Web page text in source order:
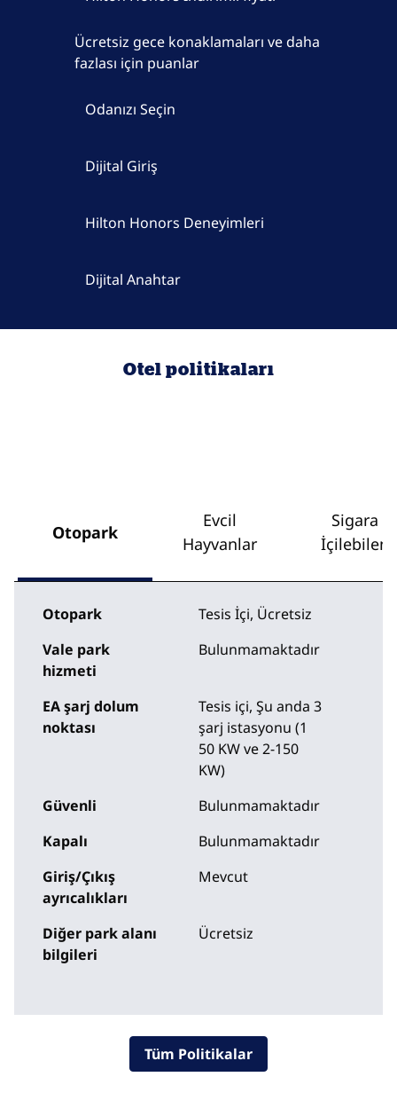
Ücretsiz gece konaklamaları ve daha
fazlası için puanlar
Odanızı Seçin
Dijital Giriş
Hilton Honors Deneyimleri
Dijital Anahtar
Otel politikaları
Otopark
Evcil
Hayvanlar
Sigara
İçilebilen
Otopark Tesis İçi, Ücretsiz
Vale park
hizmeti
Bulunmamaktadır
EA şarj dolum
noktası
Tesis içi, Şu anda 3
şarj istasyonu (1
50 KW ve 2-150
KW)
Güvenli
Bulunmamaktadır
Kapalı
Bulunmamaktadır
Giriş/Çıkış
ayrıcalıkları
Mevcut
Diğer park alanı
bilgileri
Ücretsiz
Tüm Politikalar